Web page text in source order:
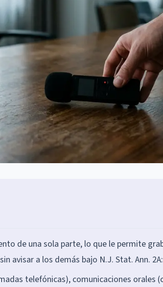
de una sola parte, lo que le permite
avisar a los demás bajo N.J. Stat. Ann.
telefónicas), comunicaciones orales